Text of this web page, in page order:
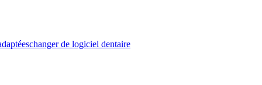
changer de logiciel dentaire